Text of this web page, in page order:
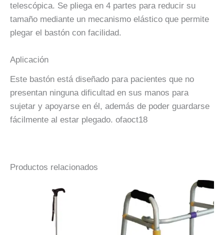
telescópica. Se pliega en 4 partes para reducir su
tamaño mediante un mecanismo elástico que permite
plegar el bastón con facilidad.
Aplicación
Este bastón está diseñado para pacientes que no
presentan ninguna dificultad en sus manos para
sujetar y apoyarse en él, además de poder guardarse
fácilmente al estar plegado. ofaoct18
Productos relacionados